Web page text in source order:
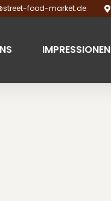
food-market.de
IMPRESSIONEN